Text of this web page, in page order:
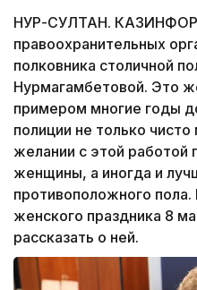
НУР-СУЛТАН.
правоохранительных
полковника столичной
Нурмагамбетовой. Это
примером многие годы
полиции не только
желании с этой работой
женщины, а иногда и
противоположного
женского праздника 8
рассказать о ней.